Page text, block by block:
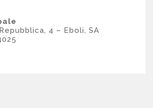
4 – Eboli, SA